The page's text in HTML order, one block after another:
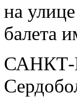
на
балета
САНКТ-